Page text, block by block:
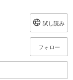
試し読み
フォロー